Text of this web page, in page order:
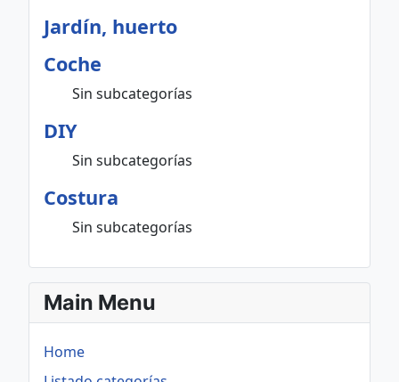
Jardín, huerto
Coche
Sin subcategorías
DIY
Sin subcategorías
Costura
Sin subcategorías
Main Menu
Home